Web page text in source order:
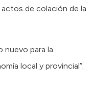
de colación de la
nuevo para la
local y provincial”.